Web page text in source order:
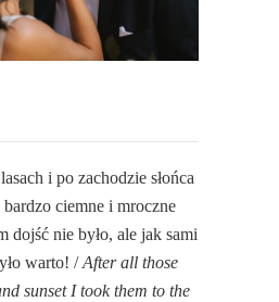
i po zachodzie słońca
bardzo ciemne i mroczne
dojść nie było, ale jak sami
warto! /After all those
sunset I took them to the